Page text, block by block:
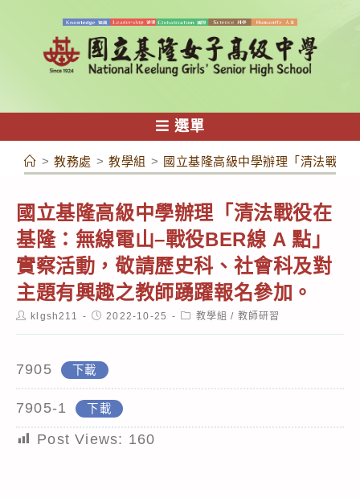
容
選單
> 教務處 > 教學組 > 國立基隆高級中學辦理「清法戰役
國立基隆高級中學辦理「清法戰役在
基隆：無線電山–戰役BER線 A 點」
實察活動，敬請歷史科、社會科及對
主題有興趣之教師踴躍報名參加。
Postklgsh211
Post2022-10-25
Post教學組 / 教師研習
7905 下載
7905-1 下載
Post Views: 160